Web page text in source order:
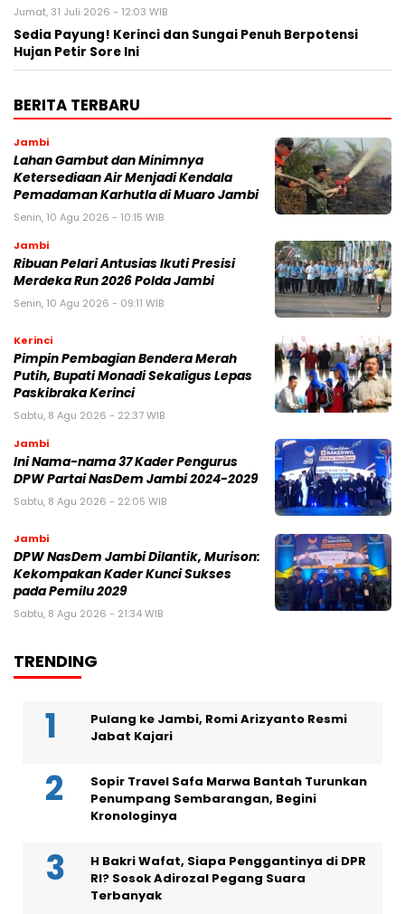
Jumat, 31 Juli 2026 - 12:03 WIB
Sedia Payung! Kerinci dan Sungai Penuh Berpotensi
Hujan Petir Sore Ini
BERITA TERBARU
Jambi
Lahan Gambut dan Minimnya
Ketersediaan Air Menjadi Kendala
Pemadaman Karhutla di Muaro Jambi
Senin, 10 Agu 2026 - 10:15 WIB
Jambi
Ribuan Pelari Antusias Ikuti Presisi
Merdeka Run 2026 Polda Jambi
Senin, 10 Agu 2026 - 09:11 WIB
Kerinci
Pimpin Pembagian Bendera Merah
Putih, Bupati Monadi Sekaligus Lepas
Paskibraka Kerinci
Sabtu, 8 Agu 2026 - 22:37 WIB
Jambi
Ini Nama-nama 37 Kader Pengurus
DPW Partai NasDem Jambi 2024-2029
Sabtu, 8 Agu 2026 - 22:05 WIB
Jambi
DPW NasDem Jambi Dilantik, Murison:
Kekompakan Kader Kunci Sukses
pada Pemilu 2029
Sabtu, 8 Agu 2026 - 21:34 WIB
TRENDING
Pulang ke Jambi, Romi Arizyanto Resmi
Jabat Kajari
Sopir Travel Safa Marwa Bantah Turunkan
Penumpang Sembarangan, Begini
Kronologinya
H Bakri Wafat, Siapa Penggantinya di DPR
RI? Sosok Adirozal Pegang Suara
Terbanyak